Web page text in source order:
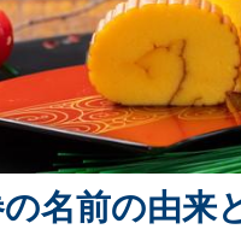
名前の由来